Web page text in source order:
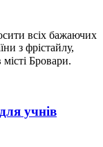
всіх бажаючих
з фрістайлу,
Бровари.
учнів